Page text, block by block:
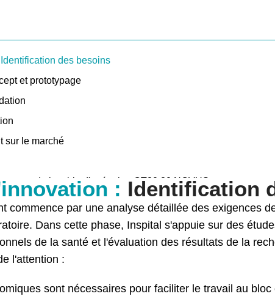
des besoins
et prototypage
sur le marché
de la table d'opération OT80.20 NOVUS
: Identification
commence par une analyse détaillée des exigences
Dans cette phase, Inspital s'appuie sur des
de la santé et l'évaluation des résultats de la
l'attention :
sont nécessaires pour faciliter le travail au bloc